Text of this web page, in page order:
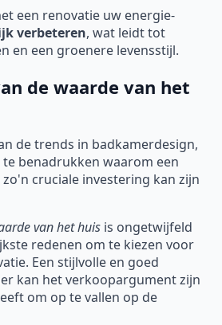
een renovatie uw energie-
verbeteren, wat leidt tot
en een groenere levensstijl.
de waarde van het
de trends in badkamerdesign,
benadrukken waarom een
cruciale investering kan zijn
van het huis is ongetwijfeld
redenen om te kiezen voor
Een stijlvolle en goed
kan het verkoopargument zijn
om op te vallen op de